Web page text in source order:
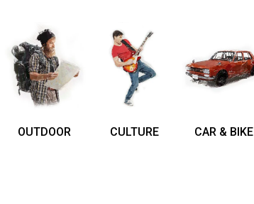
OUTDOOR CULTURE CAR & BIKE